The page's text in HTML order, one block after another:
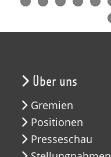
Über uns
Gremien
Positionen
Presseschau